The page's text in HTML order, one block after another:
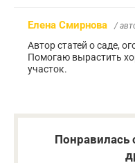
Елена Смирнова /
Автор статей о саде,
Помогаю вырастить
участок.
Понравилась